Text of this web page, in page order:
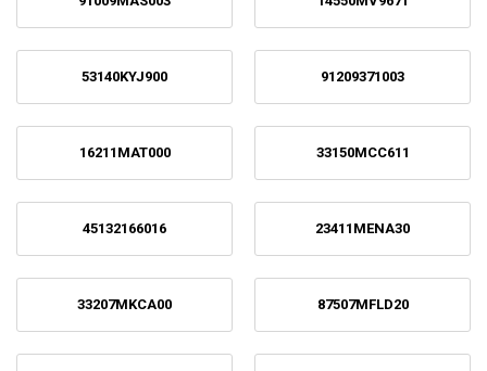
53140KYJ900 91209371003
16211MAT000 33150MCC611
45132166016 23411MENA30
33207MKCA00 87507MFLD20